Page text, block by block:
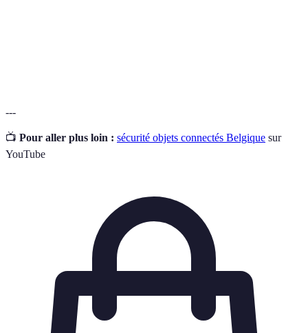
---
📺 Pour aller plus loin : sécurité objets connectés Belgique sur
YouTube